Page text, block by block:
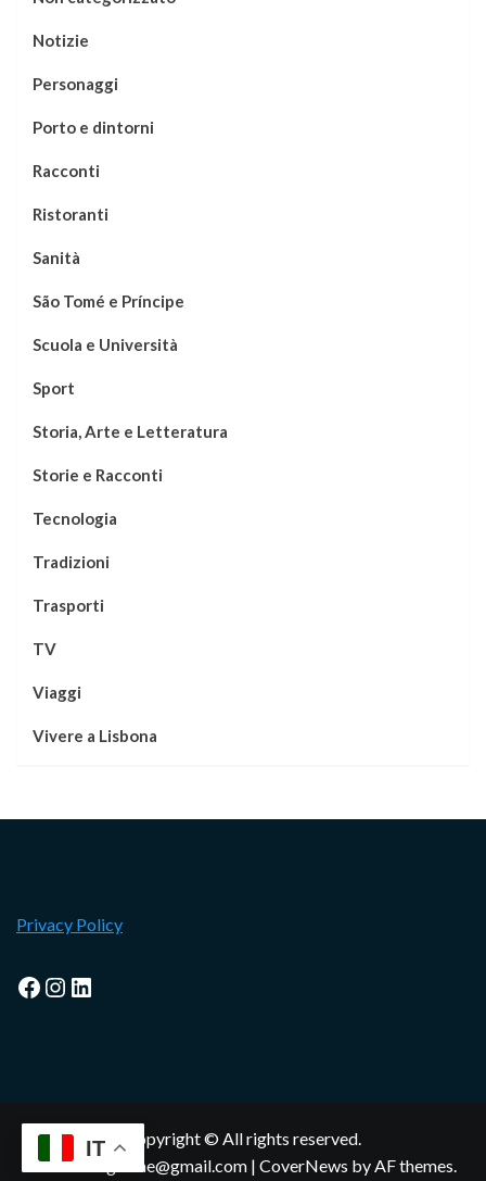
Notizie
Personaggi
Porto e dintorni
Racconti
Ristoranti
Sanità
São Tomé e Príncipe
Scuola e Università
Sport
Storia, Arte e Letteratura
Storie e Racconti
Tecnologia
Tradizioni
Trasporti
TV
Viaggi
Vivere a Lisbona
Privacy Policy
Facebook
Instagram
LinkedIn
Copyright © All rights reserved.
lisbonamagazine@gmail.com | CoverNews by AF themes.
IT